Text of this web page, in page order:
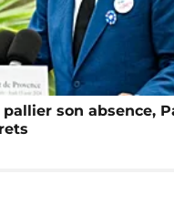
son absence,